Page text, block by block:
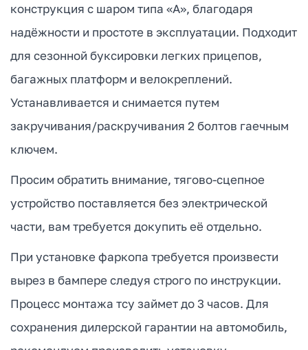
конструкция с шаром типа «А», благодаря
надёжности и простоте в эксплуатации. Подходит
для сезонной буксировки легких прицепов,
багажных платформ и велокреплений.
Устанавливается и снимается путем
закручивания/раскручивания 2 болтов гаечным
ключем.
Просим обратить внимание, тягово-сцепное
устройство поставляется без электрической
части, вам требуется докупить её отдельно.
При установке фаркопа требуется произвести
вырез в бампере следуя строго по инструкции.
Процесс монтажа тсу займет до 3 часов. Для
сохранения дилерской гарантии на автомобиль,